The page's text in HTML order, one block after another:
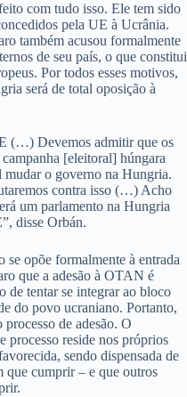
com tudo isso. Ele tem sido
pela UE à Ucrânia.
também acusou formalmente
de seu país, o que constitui
Por todos esses motivos,
será de total oposição à
(…) Devemos admitir que os
[eleitoral] húngara
mudar o governo na Hungria.
contra isso (…) Acho
um parlamento na Hungria
disse Orbán.
se opõe formalmente à entrada
que a adesão à OTAN é
de tentar se integrar ao bloco
do povo ucraniano. Portanto,
de adesão. O
processo reside nos próprios
sendo dispensada de
que cumprir – e que outros